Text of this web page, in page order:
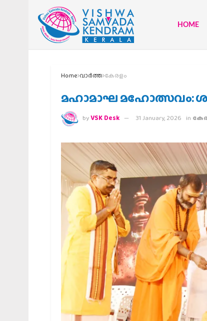
HOME
Home വാര്‍ത്ത കേരളം
മഹാമാഘ മഹോത്സവം:
byVSK Desk 31 January, 2026 in